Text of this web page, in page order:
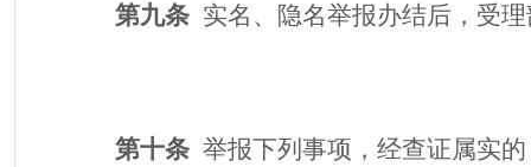
第九条 实名、隐名举报办结后，受
第十条 举报下列事项 ， 经查证属实